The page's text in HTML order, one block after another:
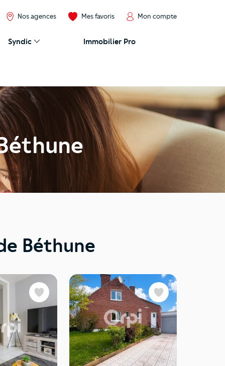
Nos agences Mes favoris Mon compte
Syndic Immobilier Pro
Béthune
Favoris Favoris